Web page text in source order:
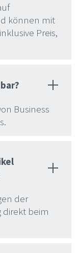
können mit
Preis,
Business
der
direkt beim